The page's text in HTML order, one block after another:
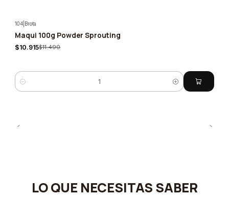
-5%
104 Brota
Maqui 100g Powder Sprouting
$10.915$11.490
Quantity
LO QUE NECESITAS SABER